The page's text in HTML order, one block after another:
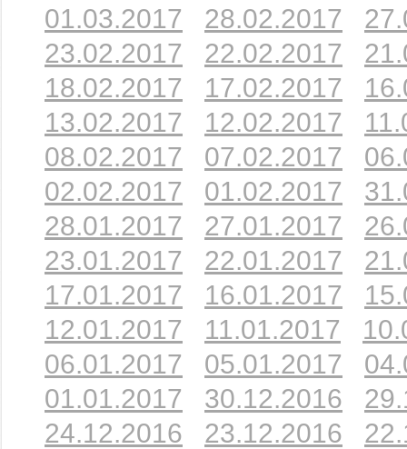
01.03.2017
28.02.2017
23.02.2017
22.02.2017
18.02.2017
17.02.2017
13.02.2017
12.02.2017
08.02.2017
07.02.2017
02.02.2017
01.02.2017
28.01.2017
27.01.2017
23.01.2017
22.01.2017
17.01.2017
16.01.2017
12.01.2017
11.01.2017
06.01.2017
05.01.2017
01.01.2017
30.12.2016
24.12.2016
23.12.2016